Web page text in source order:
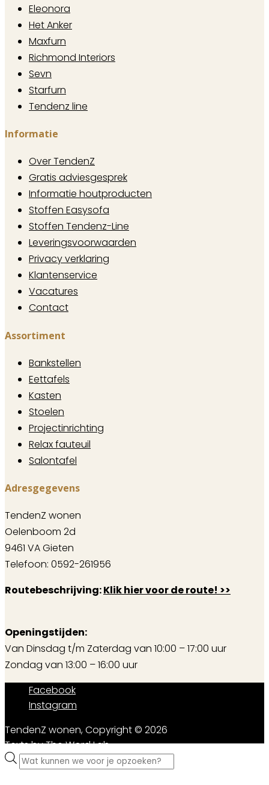
Eleonora
Het Anker
Maxfurn
Richmond Interiors
Sevn
Starfurn
Tendenz line
Informatie
Over TendenZ
Gratis adviesgesprek
Informatie houtproducten
Stoffen Easysofa
Stoffen Tendenz-Line
Leveringsvoorwaarden
Privacy verklaring
Klantenservice
Vacatures
Contact
Assortiment
Bankstellen
Eettafels
Kasten
Stoelen
Projectinrichting
Relax fauteuil
Salontafel
Adresgegevens
TendenZ wonen
Oelenboom 2d
9461 VA Gieten
Telefoon: 0592-261956
Routebeschrijving:Klik hier voor de route! >>
Openingstijden:
Van Dinsdag t/m Zaterdag van 10:00 – 17:00 uur
Zondag van 13:00 – 16:00 uur
Facebook
Instagram
TendenZ wonen, Copyright © 2026
Texts byThe Word Lab
Producten
zoeken